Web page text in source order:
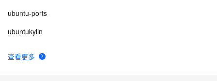
查看更多
ubuntu-ports
ubuntukylin